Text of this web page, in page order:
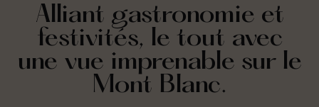
Alliant gastronomie et
festivités, le tout avec
une vue imprenable sur le
Mont Blanc.